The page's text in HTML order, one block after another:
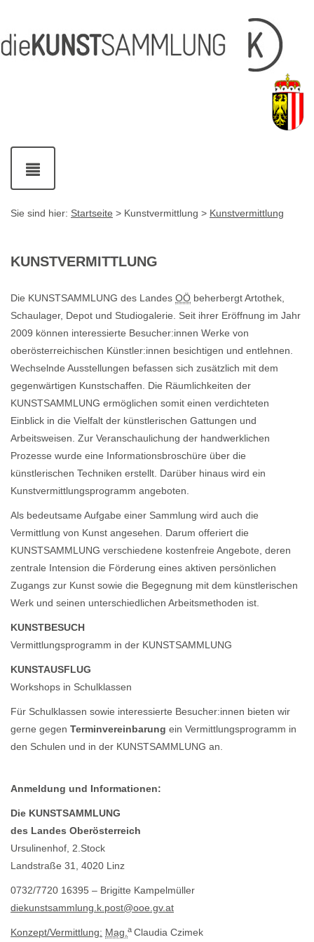
[1]
[2]
Links
[3]
mit
Kontaktdaten
Navigation
ein-
und
Sie sind hier: Startseite > Kunstvermittlung > Kunstvermittlung
KUNSTVERMITTLUNG
Die KUNSTSAMMLUNG des Landes OÖ beherbergt Artothek,
Schaulager, Depot und Studiogalerie. Seit ihrer Eröffnung im Jahr
2009 können interessierte Besucher:innen Werke von
oberösterreichischen Künstler:innen besichtigen und entlehnen.
Wechselnde Ausstellungen befassen sich zusätzlich mit dem
gegenwärtigen Kunstschaffen. Die Räumlichkeiten der
KUNSTSAMMLUNG ermöglichen somit einen verdichteten
Einblick in die Vielfalt der künstlerischen Gattungen und
Arbeitsweisen. Zur Veranschaulichung der handwerklichen
Prozesse wurde eine Informationsbroschüre über die
künstlerischen Techniken erstellt. Darüber hinaus wird ein
Kunstvermittlungsprogramm angeboten.
Als bedeutsame Aufgabe einer Sammlung wird auch die
Vermittlung von Kunst angesehen. Darum offeriert die
KUNSTSAMMLUNG verschiedene kostenfreie Angebote, deren
zentrale Intension die Förderung eines aktiven persönlichen
Zugangs zur Kunst sowie die Begegnung mit dem künstlerischen
Werk und seinen unterschiedlichen Arbeitsmethoden ist.
KUNSTBESUCH
Vermittlungsprogramm in der KUNSTSAMMLUNG
KUNSTAUSFLUG
Workshops in Schulklassen
Für Schulklassen sowie interessierte Besucher:innen bieten wir
gerne gegen Terminvereinbarung ein Vermittlungsprogramm in
den Schulen und in der KUNSTSAMMLUNG an.
Anmeldung und Informationen:
Die KUNSTSAMMLUNG
des Landes Oberösterreich
Ursulinenhof, 2.Stock
Landstraße 31, 4020 Linz
0732/7720 16395 – Brigitte Kampelmüller
diekunstsammlung.k.post@ooe.gv.at
Konzept/Vermittlung: Mag. a Claudia Czimek